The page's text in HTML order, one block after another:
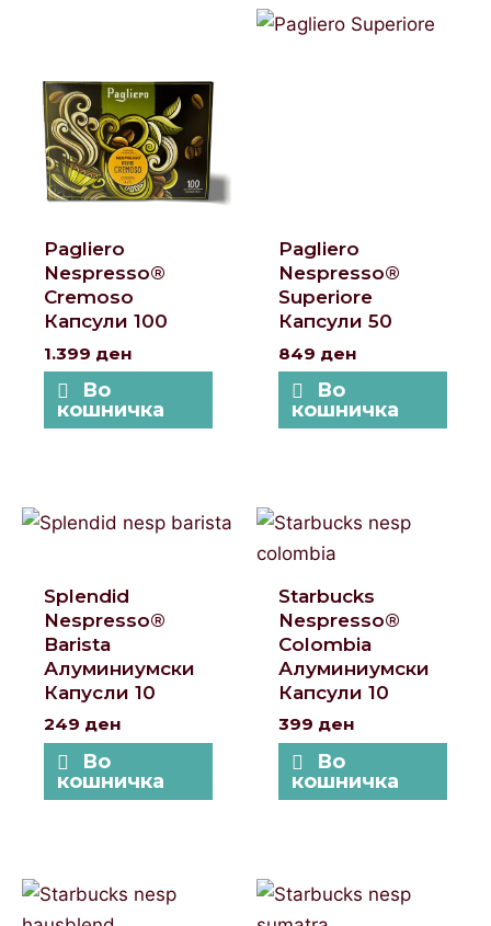
Pagliero
Nespresso®
Cremoso
Капсули 100
1.399 ден
Во
кошничка
Pagliero
Nespresso®
Superiore
Капсули 50
849 ден
Во
кошничка
Splendid
Nespresso®
Barista
Алуминиумски
Капусли 10
249 ден
Во
кошничка
Starbucks
Nespresso®
Colombia
Алуминиумски
Капсули 10
399 ден
Во
кошничка